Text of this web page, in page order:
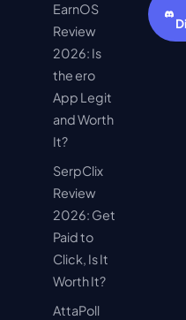
EarnOS
Review
2026: Is
the ero
App Legit
and Worth
It?
SerpClix
Review
2026: Get
Paid to
Click, Is It
Worth It?
AttaPoll